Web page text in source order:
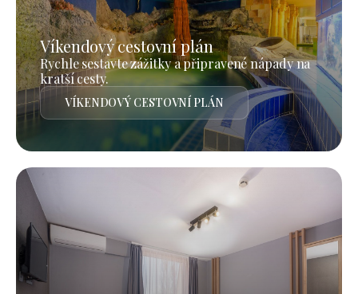
Víkendový cestovní plán
Rychle sestavte zážitky a připravené nápady na
kratší cesty.
VÍKENDOVÝ CESTOVNÍ PLÁN